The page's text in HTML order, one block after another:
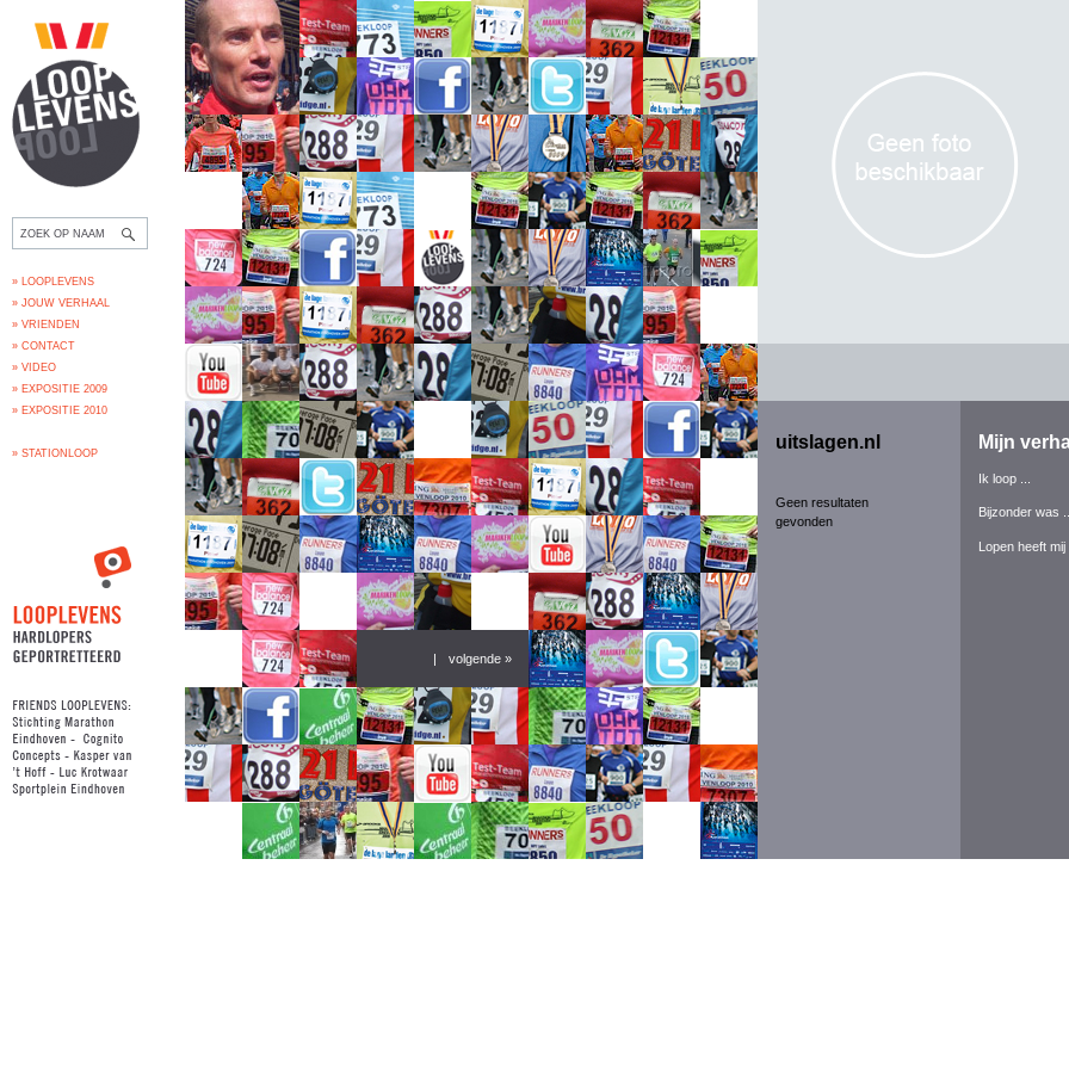
uitslagen.nl
Geen resultaten
gevonden
Mijn
Ik loop ...
Bijzonder was ...
Lopen heeft mij
» LOOPLEVENS
» JOUW VERHAAL
» VRIENDEN
» CONTACT
» VIDEO
» EXPOSITIE 2009
» EXPOSITIE 2010
» STATIONLOOP
| volgende »